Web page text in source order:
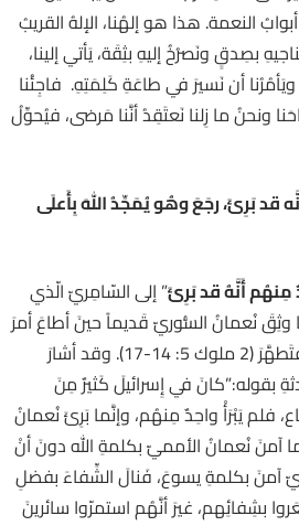
النعمة. هذا هو إلهُنا، الإلهُ القريبُ
بصِدقٍ ونَصرُخُ إليهِ بثِقَة، يَأتي إلينا،
ويَأمُرُنا أن نَسيرَ في طاعَةِ كَلِمَتِهِ. فاجِئُنا
ونحنُ ما زِلنا نَعتَقِدُ أنَّنا مَرضى، فيُحوِّلُ
قد بَرِئَ، رجَعَ وهُو يُمَجِّدُ اللهَ بِأَعلَى
مِنهُم أَنَّهُ قد بَرِئَ” إلى السّامِريّ الّذي
وثِقَ نُعمانُ السُّوريّ قَديماً حينَ أطاعَ أمرَ
النَّبيّ وأغتَسَلَ في الأُردنّ، فَتَطهَّرَ (2 ملوك 5: 14-17). وقد أشارَ
بقوله:”كانَ في إِسرائيلَ كَثيرٌ مِنَ
فلم يَبْرَأْ واحِدٌ مِنهُم، وإنَّما بَرِئَ نُعمانُ
4: 27). فكما آمنَ نُعمانُ الأمميّ بكلمةِ الله دونَ أنْ
آمنَ بكلمةِ يسوعَ، فَنالَ الشِّفاءَ بفضلِ
بشِفائِهم، غيرَ أنَّهُم استمرّوا سائرينَ